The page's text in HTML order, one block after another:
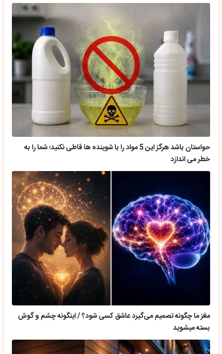
حواستان باشد هرگز این 5 مواد را با شوینده ها قاطی نکنید؛ شما را به
خطر می اندازد
مغز ما چگونه تصمیم می‌گیرد عاشق کسی شود؟ / اینگونه چشم و گوش
بسته میشوید